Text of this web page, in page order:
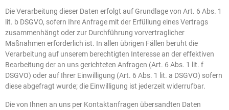
Die Verarbeitung dieser Daten erfolgt auf Grundlage von Art. 6 Abs. 1
lit. b DSGVO, sofern Ihre Anfrage mit der Erfüllung eines Vertrags
zusammenhängt oder zur Durchführung vorvertraglicher
Maßnahmen erforderlich ist. In allen übrigen Fällen beruht die
Verarbeitung auf unserem berechtigten Interesse an der effektiven
Bearbeitung der an uns gerichteten Anfragen (Art. 6 Abs. 1 lit. f
DSGVO) oder auf Ihrer Einwilligung (Art. 6 Abs. 1 lit. a DSGVO) sofern
diese abgefragt wurde; die Einwilligung ist jederzeit widerrufbar.
Die von Ihnen an uns per Kontaktanfragen übersandten Daten